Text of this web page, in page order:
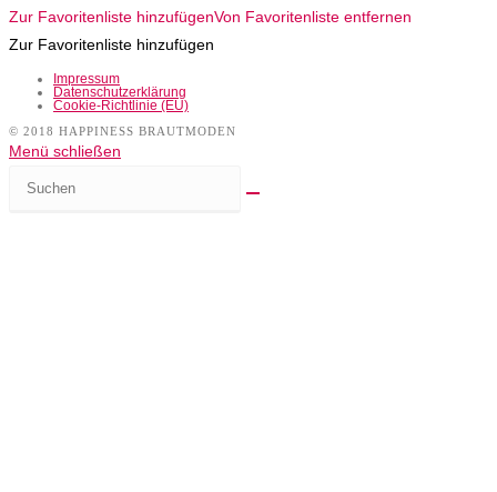
Zur Favoritenliste hinzufügenVon Favoritenliste entfernen
Zur Favoritenliste hinzufügen
Impressum
Datenschutzerklärung
Cookie-Richtlinie (EU)
© 2018 HAPPINESS BRAUTMODEN
Menü schließen